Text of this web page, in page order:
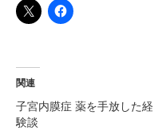
関連
子宮内膜症 薬を手放した経
験談